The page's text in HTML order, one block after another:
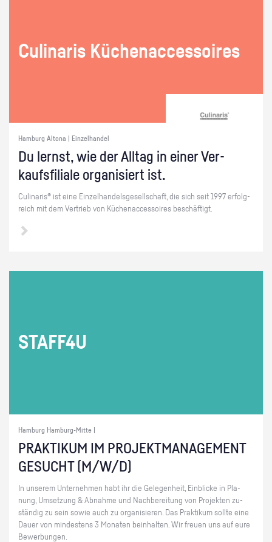
Cu­li­na­ris Kü­chen­ac­ces­soires
Hamburg Altona | Einzelhandel
Du lernst, wie der All­tag in einer Ver­
kaufs­fi­lia­le or­ga­ni­siert ist.
Cu­li­na­ris® ist eine Ein­zel­han­dels­ge­sell­schaft, die sich seit 1997 er­folg­
reich mit dem Ver­trieb von Kü­chen­ac­ces­soires be­schäf­tigt.
STAF­F4U
Hamburg Hamburg-Mitte |
PRAK­TI­KUM IM PRO­JEKT­MA­NAGE­MENT
GE­SUCHT (M/W/D)
In un­se­rem Un­ter­neh­men habt ihr die Ge­le­gen­heit, Ein­bli­cke in Pla­
nung, Um­set­zung & Ab­nah­me und Nach­be­rei­tung von Pro­jek­ten zu­
stän­dig zu sein sowie auch zu or­ga­ni­sie­ren. Das Prak­ti­kum soll­te eine
Dauer von min­des­tens 3 Mo­na­ten be­inhal­ten. Wir freu­en uns auf eure
Be­wer­bun­gen.